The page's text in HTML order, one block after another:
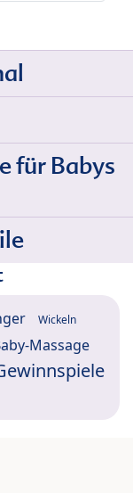
für Babys
Wickeln
Massage